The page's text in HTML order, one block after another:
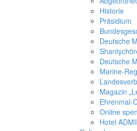
Historie
Präsidium
Deutsche
Deutsche
Marine-
Magazin
Ehrenmal-
Online
Hotel